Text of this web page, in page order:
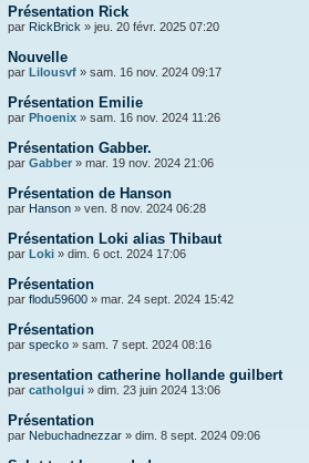
Présentation Rick
par RickBrick » jeu. 20 févr. 2025 07:20
Nouvelle
par Lilousvf » sam. 16 nov. 2024 09:17
Présentation Emilie
par Phoenix » sam. 16 nov. 2024 11:26
Présentation Gabber.
par Gabber » mar. 19 nov. 2024 21:06
Présentation de Hanson
par Hanson » ven. 8 nov. 2024 06:28
Présentation Loki alias Thibaut
par Loki » dim. 6 oct. 2024 17:06
Présentation
par flodu59600 » mar. 24 sept. 2024 15:42
Présentation
par specko » sam. 7 sept. 2024 08:16
presentation catherine hollande guilbert
par catholgui » dim. 23 juin 2024 13:06
Présentation
par Nebuchadnezzar » dim. 8 sept. 2024 09:06